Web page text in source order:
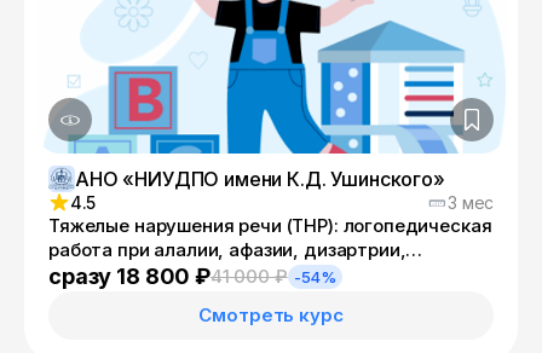
АНО «НИУДПО имени К.Д. Ушинского»
4.5 3 мес
Тяжелые нарушения речи (ТНР): логопедическая
работа при алалии, афазии, дизартрии,
ринолалии в соответствии с ФГОС ОВЗ
сразу 18 800 ₽41 000 ₽ -54%
Смотреть курс